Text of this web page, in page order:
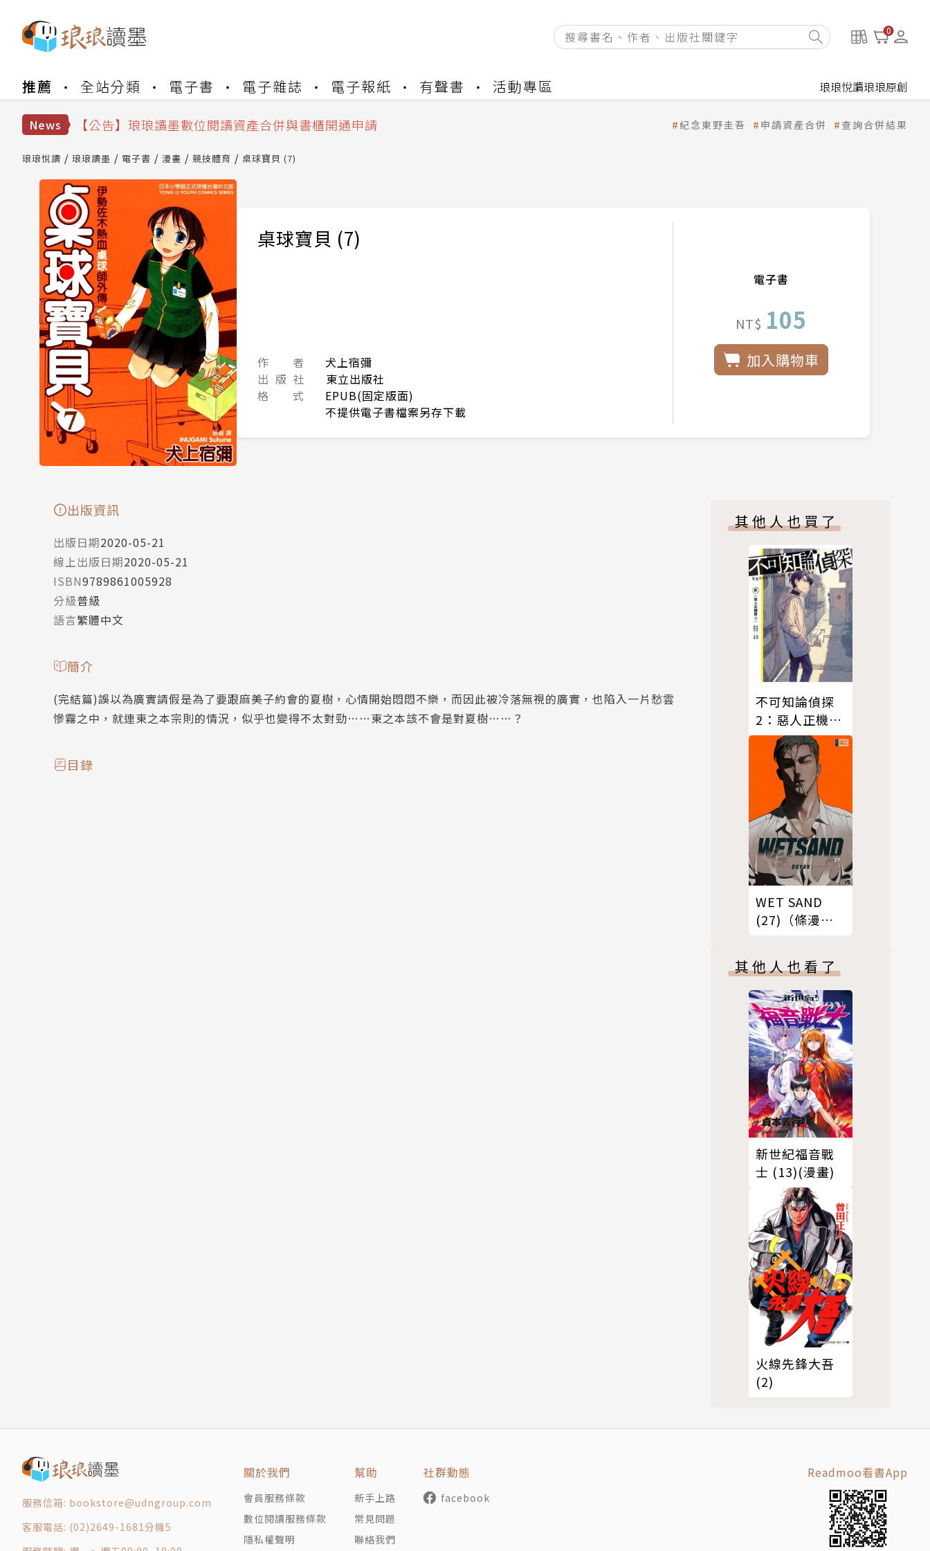
0
推薦 全站分類 電子書 電子雜誌 電子報紙 有聲書 活動專區 琅琅悅讀琅琅原創
News
【公告】琅琅書店服務升級重要說明及資產合併結果查詢
【公告】因 Readmoo 讀墨系統維護中，本站同步暫停部分閱讀服務
【公告】琅琅讀墨數位閱讀資產合併與書櫃開通申請
【公告】琅琅讀墨 3 分鐘完成書櫃開通與資產合併申請圖文教學
【公告】因 Readmoo 讀墨系統維護中，本站同步暫停部分閱讀服務
紀念東野圭吾 申請資產合併 查詢合併結果
琅琅悅讀 琅琅讀墨 電子書 漫畫 競技體育 桌球寶貝 (7)
桌球寶貝 (7)
作 者
犬上宿彌
出 版 社
東立出版社
格 式
EPUB(固定版面)
不提供電子書檔案另存下載
電子書
NT$ 105
加入購物車
出版資訊
出版日期2020-05-21
線上出版日期2020-05-21
ISBN9789861005928
分級普級
語言繁體中文
簡介
(完結篇)誤以為廣實請假是為了要跟麻美子約會的夏樹，心情開始悶悶不樂，而因此被冷落無視的廣實，也陷入一片愁雲
慘霧之中，就連東之本宗則的情況，似乎也變得不太對勁……東之本該不會是對夏樹……？
目錄
其他人也買了
不可知論偵探
2：惡人正機篇
〈上〉
WET SAND
(27)（條漫
其他人也看了
新世紀福音戰
士 (13)(漫畫)
火線先鋒大吾
(2)
服務信箱: bookstore@udngroup.com
客服電話: (02)2649-1681分機5
關於我們
會員服務條款
數位閱讀服務條款
隱私權聲明
幫助
新手上路
常見問題
聯絡我們
社群動態
facebook
Readmoo看書App